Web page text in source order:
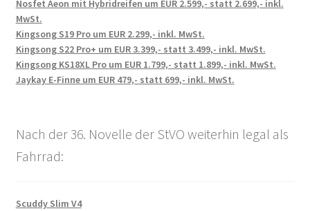
Nosfet Aeon mit Hybridreifen um EUR 2.599,- statt 2.699,- inkl.
MwSt.
Kingsong S19 Pro um EUR 2.299,- inkl. MwSt.
Kingsong S22 Pro+ um EUR 3.399,- statt 3.499,- inkl. MwSt.
Kingsong KS18XL Pro um EUR 1.799,- statt 1.899,- inkl. MwSt.
Jaykay E-Finne um EUR 479,- statt 699,- inkl. MwSt.
Nach der 36. Novelle der StVO weiterhin legal als
Fahrrad:
Scuddy Slim V4